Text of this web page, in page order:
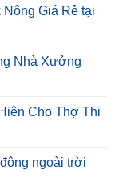
Giá Rẻ tại
Nhà Xưởng
Cho Thợ Thi
ngoài trời